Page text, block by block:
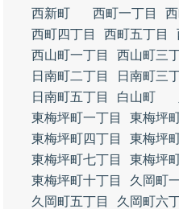
西新町
西町一丁目
西町四丁目
西町五丁目
西山町一丁目
西山町三
日南町二丁目
日南町三
日南町五丁目
白山町
東梅坪町一丁目
東梅坪
東梅坪町四丁目
東梅坪
東梅坪町七丁目
東梅坪
東梅坪町十丁目
久岡町
久岡町五丁目
久岡町六